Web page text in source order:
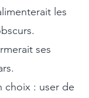
les
ses
choix : user de